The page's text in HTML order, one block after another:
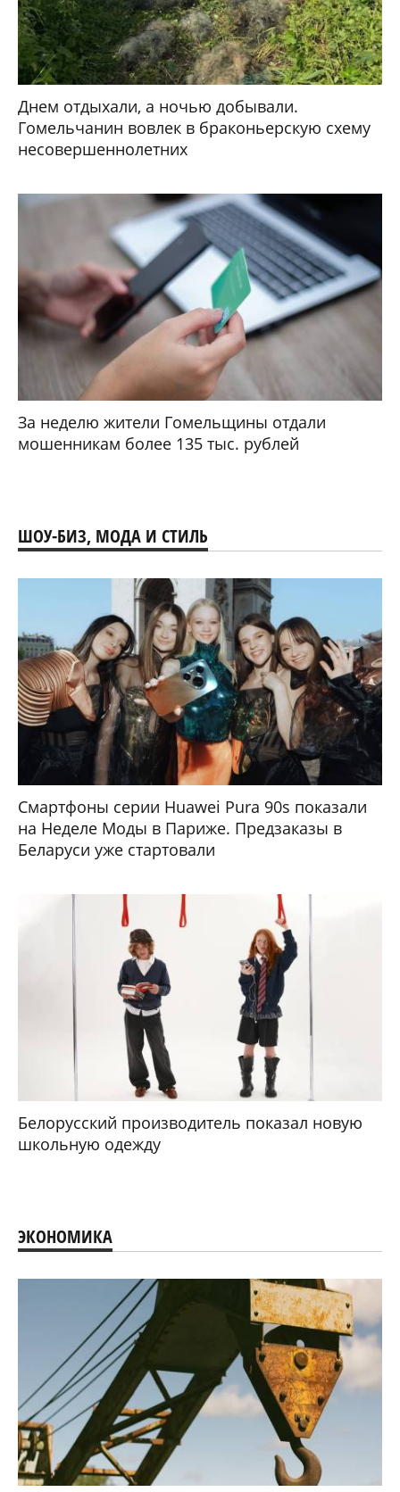
Днем отдыхали, а ночью добывали.
Гомельчанин вовлек в браконьерскую схему
несовершеннолетних
За неделю жители Гомельщины отдали
мошенникам более 135 тыс. рублей
ШОУ-БИЗ, МОДА И СТИЛЬ
Смартфоны серии Huawei Pura 90s показали
на Неделе Моды в Париже. Предзаказы в
Беларуси уже стартовали
Белорусский производитель показал новую
школьную одежду
ЭКОНОМИКА